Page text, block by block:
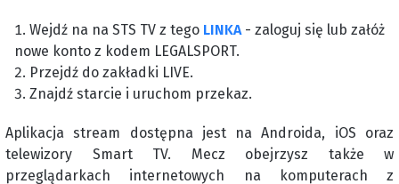
Wejdź na na STS TV z tego LINKA- zaloguj się lub załóż
nowe konto z kodem LEGALSPORT.
Przejdź do zakładki LIVE.
Znajdź starcie i uruchom przekaz.
Aplikacja stream dostępna jest na Androida, iOS oraz
telewizory Smart TV. Mecz obejrzysz także w
przeglądarkach internetowych na komputerach z